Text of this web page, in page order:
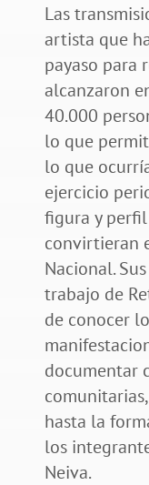
Las
artista que
payaso para
alcanzaron
40.000
lo que
lo que
ejercicio
figura y
convirtieran
Nacional.
trabajo de
de conocer
documentar
hasta la
los
Neiva.